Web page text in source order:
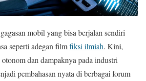
mobil yang bisa berjalan sendiri
seperti adegan filmfiksi ilmiah. Kini,
dan dampaknya pada industri
pembahasan nyata di berbagai forum